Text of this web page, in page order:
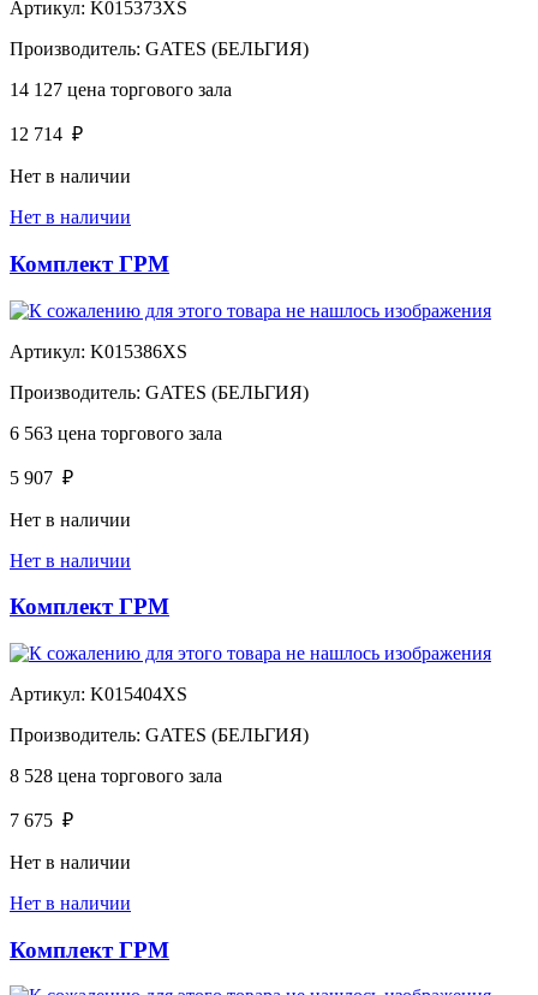
Артикул: K015373XS
Производитель: GATES (БЕЛЬГИЯ)
14 127 цена торгового зала
12 714 ₽
Нет в наличии
Нет в наличии
Комплект ГРМ
Артикул: K015386XS
Производитель: GATES (БЕЛЬГИЯ)
6 563 цена торгового зала
5 907 ₽
Нет в наличии
Нет в наличии
Комплект ГРМ
Артикул: K015404XS
Производитель: GATES (БЕЛЬГИЯ)
8 528 цена торгового зала
7 675 ₽
Нет в наличии
Нет в наличии
Комплект ГРМ